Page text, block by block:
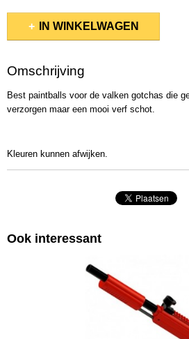
IN WINKELWAGEN
Omschrijving
Best paintballs voor de valken gotchas die
verzorgen maar een mooi verf schot.
Kleuren kunnen afwijken.
Ook interessant